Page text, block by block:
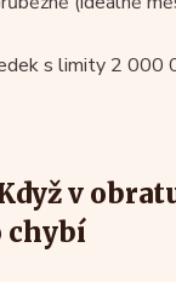
s limity 2 000
v
chybí